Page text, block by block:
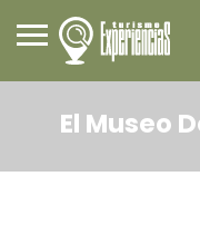
El Museo